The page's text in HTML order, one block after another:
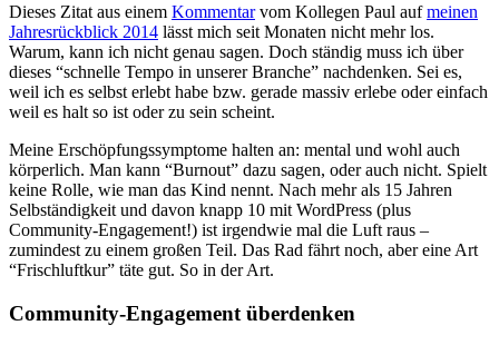
Dieses Zitat aus einem Kommentarvom Kollegen Paul aufmeinen
Jahresrückblick 2014 lässt mich seit Monaten nicht mehr los.
Warum, kann ich nicht genau sagen. Doch ständig muss ich über
dieses “schnelle Tempo in unserer Branche” nachdenken. Sei es,
weil ich es selbst erlebt habe bzw. gerade massiv erlebe oder einfach
weil es halt so ist oder zu sein scheint.
Meine Erschöpfungssymptome halten an: mental und wohl auch
körperlich. Man kann “Burnout” dazu sagen, oder auch nicht. Spielt
keine Rolle, wie man das Kind nennt. Nach mehr als 15 Jahren
Selbständigkeit und davon knapp 10 mit WordPress (plus
Community-Engagement!) ist irgendwie mal die Luft raus –
zumindest zu einem großen Teil. Das Rad fährt noch, aber eine Art
“Frischluftkur” täte gut. So in der Art.
Community-Engagement überdenken